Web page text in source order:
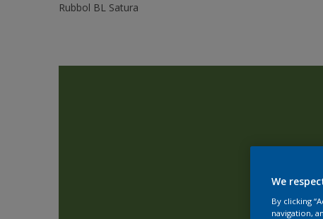
Rubbol BL Satura
We
By clicking
navigation,